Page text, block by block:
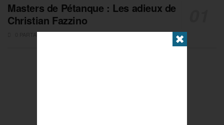
Masters de Pétanque : Les adieux de
Christian Fazzino
0 PARTAGES ✖